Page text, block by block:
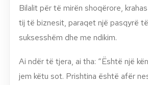
Bilalit për të mirën shoqërore,
tij të biznesit, paraqet një pasqyrë
suksesshëm dhe me ndikim.
Ai ndër të tjera, ai tha: “Është një
jem këtu sot. Prishtina është afër